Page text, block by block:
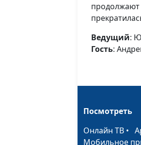
Ведущий:
Гость:
Посмотреть
Онлайн ТВ •
Мобильное